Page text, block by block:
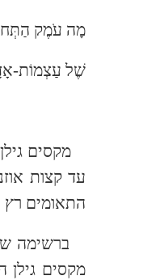
מָה עֹמֶק
שֶׁל עַצְמוֹת-
עד קצות
התאומים רץ
ברשימה
מקסים גילן